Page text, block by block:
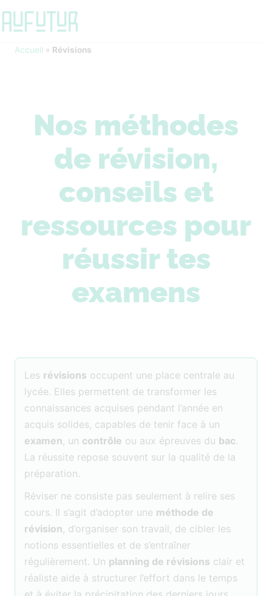
Accueil » Révisions
Nos méthodes
de révision,
conseils et
ressources pour
réussir tes
examens
Les révisions occupent une place centrale au
lycée. Elles permettent de transformer les
connaissances acquises pendant l’année en
acquis solides, capables de tenir face à un
examen, un contrôle ou aux épreuves du bac.
La réussite repose souvent sur la qualité de la
préparation.
Réviser ne consiste pas seulement à relire ses
cours. Il s’agit d’adopter une méthode de
révision, d’organiser son travail, de cibler les
notions essentielles et de s’entraîner
régulièrement. Un planning de révisions clair et
réaliste aide à structurer l’effort dans le temps